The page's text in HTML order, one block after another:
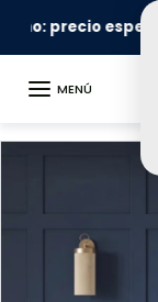
MENÚ
Ir a la